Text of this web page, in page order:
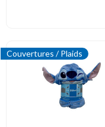
Couvertures / Plaids